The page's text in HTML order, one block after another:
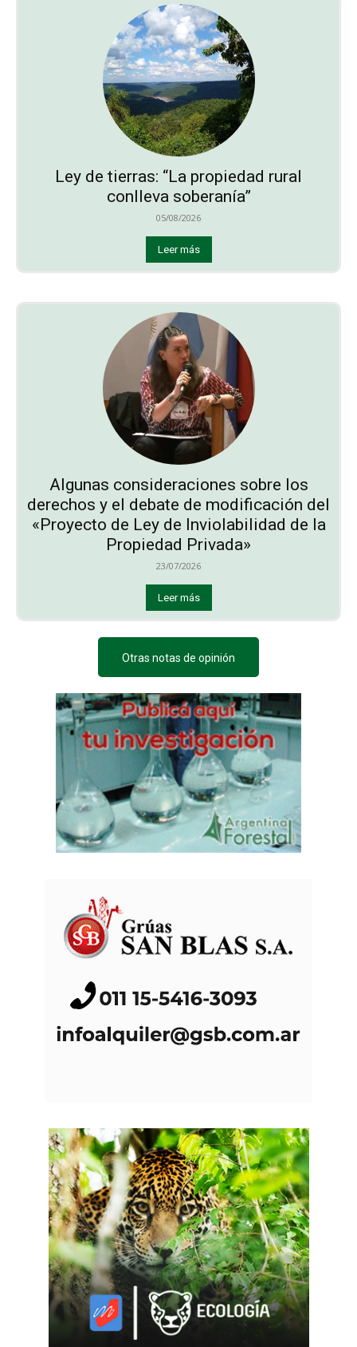
Ley de tierras: “La propiedad rural
conlleva soberanía”
05/08/2026
Leer más
Algunas consideraciones sobre los
derechos y el debate de modificación del
«Proyecto de Ley de Inviolabilidad de la
Propiedad Privada»
23/07/2026
Leer más
Otras notas de opinión